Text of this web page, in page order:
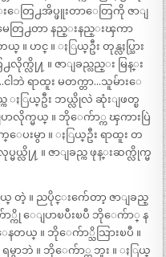
ေတြ႕အိပ္ဖူးတာေတြကို ဇာျ
ေတြ႕တာ နည္းနည္းၾကာ
။ ဟင္ ။ ႏြယ္ဦး တုန္လႈပ္သြား
က္လို႔ ။ ဇာျခည္လည္း မြန္း
ဘဲ ရာထူး မတက္တာ…သူမ်ားေ
က ႏြယ္ဦး ဘယ္လိုလဲ ဆုံးျဖတ္ၿ
ပာလိုက္မယ္ ။ ဘိုေက်ာ္က ၾကားပြဲ
ပးမွာ ။ ႏြယ္ဦး ရာထူး တ
ပ္မယ္လို႔ ။ ဇာျခည္က ဖုန္းဆက္လိုက္မ
တဲ့ ။ ညပိုင္းက်ေတာ့ ဇာျခည္
ကို ေျပာၿပီးၿပီ ဘိုေက်ာ္ န
ေနတယ္ ။ ဘိုေက်ာ္သိသြားၿပီ ။
း ရမွာဘဲ ။ ဘိုေက်ာ္က ဘူး ။ ႏြယ္